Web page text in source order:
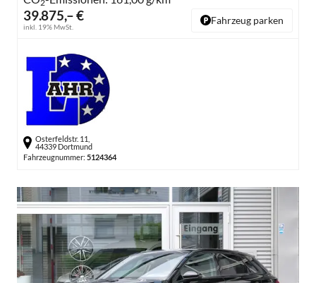
39.875,– €
inkl. 19% MwSt.
2
Fahrzeug parken
Osterfeldstr. 11,
44339 Dortmund
Fahrzeugnummer: 5124364